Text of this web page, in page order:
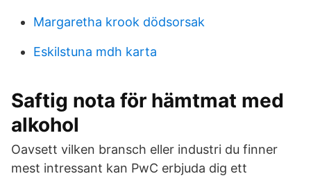
Margaretha krook dödsorsak
Eskilstuna mdh karta
Saftig nota för hämtmat med
alkohol
Oavsett vilken bransch eller industri du finner
mest intressant kan PwC erbjuda dig ett